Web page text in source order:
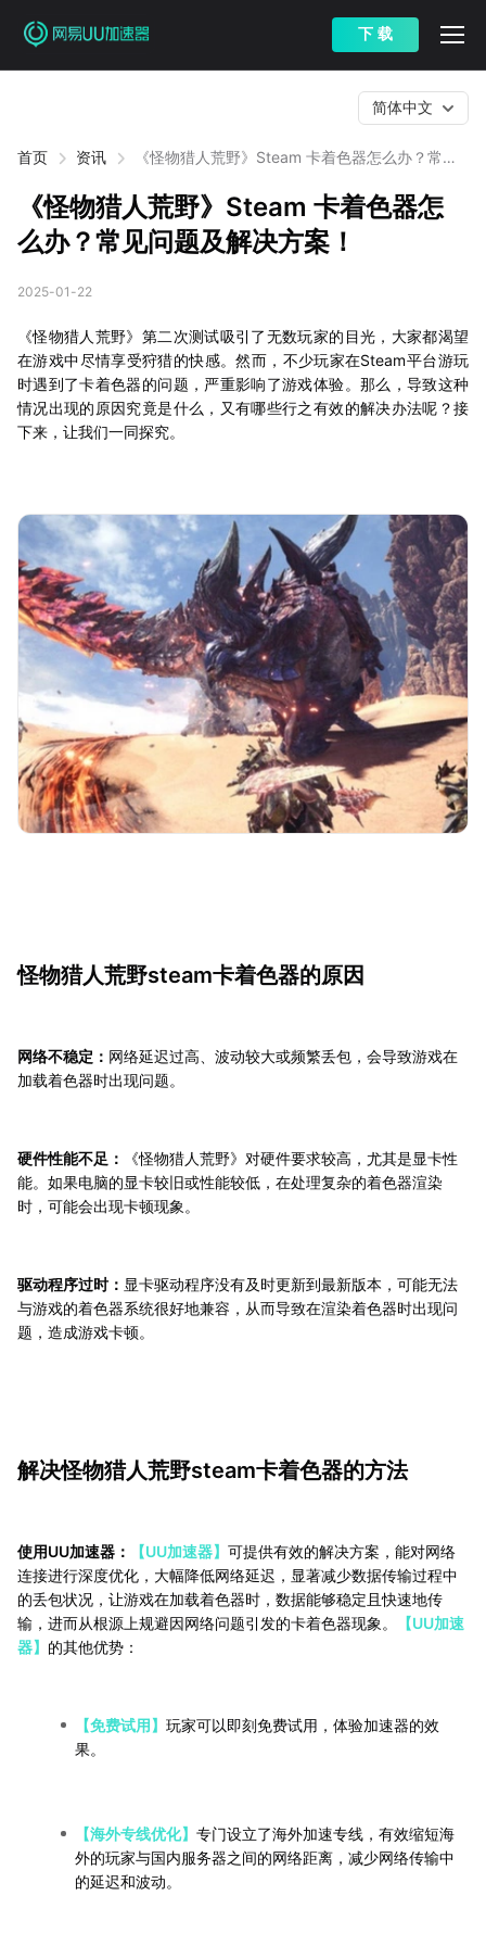
下 载
首页 资讯
《怪物猎人荒野》Steam 卡着色器怎么办？常见
简体中文
《怪物猎人荒野》Steam 卡着色器怎
么办？常见问题及解决方案！
2025-01-22
《怪物猎人荒野》第二次测试吸引了无数玩家的目光，大家都渴望
在游戏中尽情享受狩猎的快感。然而，不少玩家在Steam平台游玩
时遇到了卡着色器的问题，严重影响了游戏体验。那么，导致这种
情况出现的原因究竟是什么，又有哪些行之有效的解决办法呢？接
下来，让我们一同探究。
怪物猎人荒野steam卡着色器的原因
网络不稳定： 网络延迟过高、波动较大或频繁丢包，会导致游戏在
加载着色器时出现问题。
硬件性能不足：
《怪物猎人荒野》对硬件要求较高，尤其是显卡性
能。如果电脑的显卡较旧或性能较低，在处理复杂的着色器渲染
时，可能会出现卡顿现象。
驱动程序过时： 显卡驱动程序没有及时更新到最新版本，可能无法
与游戏的着色器系统很好地兼容，从而导致在渲染着色器时出现问
题，造成游戏卡顿。
解决怪物猎人荒野steam卡着色器的方法
使用UU加速器： 【UU加速器】 可提供有效的解决方案，能对网络
连接进行深度优化，大幅降低网络延迟，显著减少数据传输过程中
的丢包状况，让游戏在加载着色器时，数据能够稳定且快速地传
输，进而从根源上规避因网络问题引发的卡着色器现象。
【UU加速
器】 的其他优势：
【免费试用】 玩家可以即刻免费试用，体验加速器的效
果。
【海外专线优化】 专门设立了海外加速专线，有效缩短海
外的玩家与国内服务器之间的网络距离，减少网络传输中
的延迟和波动。